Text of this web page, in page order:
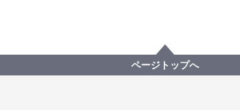
ページトップへ